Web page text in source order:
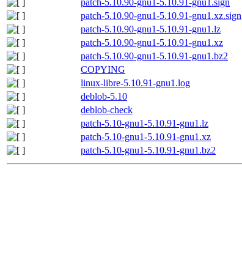
patch-5.10.90-gnu1-5.10.91-gnu1.sign
patch-5.10.90-gnu1-5.10.91-gnu1.xz.sign
patch-5.10.90-gnu1-5.10.91-gnu1.lz
patch-5.10.90-gnu1-5.10.91-gnu1.xz
patch-5.10.90-gnu1-5.10.91-gnu1.bz2
COPYING
linux-libre-5.10.91-gnu1.log
deblob-5.10
deblob-check
patch-5.10-gnu1-5.10.91-gnu1.lz
patch-5.10-gnu1-5.10.91-gnu1.xz
patch-5.10-gnu1-5.10.91-gnu1.bz2